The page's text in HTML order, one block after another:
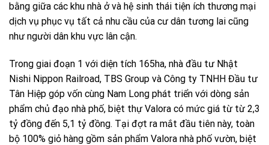
bằng giữa các khu nhà ở và hệ sinh thái tiện ích thương mại
dịch vụ phục vụ tất cả nhu cầu của cư dân tương lai cũng
như người dân khu vực lân cận.
Trong giai đoạn 1 với diện tích 165ha, nhà đầu tư Nhật
Nishi Nippon Railroad, TBS Group và Công ty TNHH Đầu tư
Tân Hiệp góp vốn cùng Nam Long phát triển với dòng sản
phẩm chủ đạo nhà phố, biệt thự Valora có mức giá từ từ 2,3
tỷ đồng đến 5,1 tỷ đồng. Tại đợt ra mắt đầu tiên này, toàn
bộ 100% giỏ hàng gồm sản phẩm Valora nhà phố vườn, biệt